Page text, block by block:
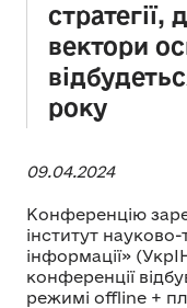
стратегії,
вектори
року
09.04.2024
Конференцію
інститут науково-
інформації»
конференції
режимі offline +